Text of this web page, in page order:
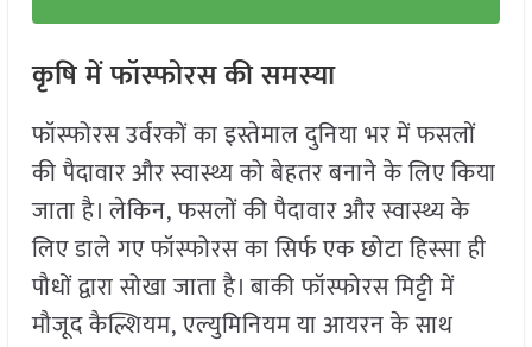
कृषि में फॉस्फोरस की समस्या
फॉस्फोरस उर्वरकों का इस्तेमाल दुनिया भर में फसलों
की पैदावार और स्वास्थ्य को बेहतर बनाने के लिए किया
जाता है। लेकिन, फसलों की पैदावार और स्वास्थ्य के
लिए डाले गए फॉस्फोरस का सिर्फ एक छोटा हिस्सा ही
पौधों द्वारा सोखा जाता है। बाकी फॉस्फोरस मिट्टी में
मौजूद कैल्शियम, एल्युमिनियम या आयरन के साथ